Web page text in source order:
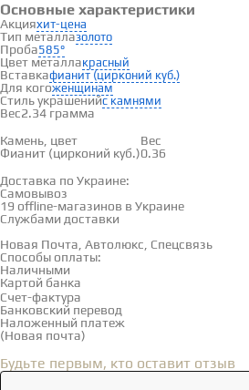
Основные характеристики
Акцияхит-цена
Тип металлазолото
Проба585°
Цвет металлакрасный
Вставкафианит (цирконий куб.)
Для когоженщинам
Стиль украшенийс камнями
Вес2.34 грамма
Вставки
Камень, цвет
Вес
Фианит (цирконий куб.)0.36
Доставка и оплата
Доставка по Украине:
Самовывоз
19 offline-магазинов в Украине
Службами доставки
Новая Почта, Автолюкс, Спецсвязь
Способы оплаты:
Наличными
Картой банка
Счет-фактура
Банковский перевод
Наложенный платеж
(Новая почта)
Будьте первым, кто оставит отзыв